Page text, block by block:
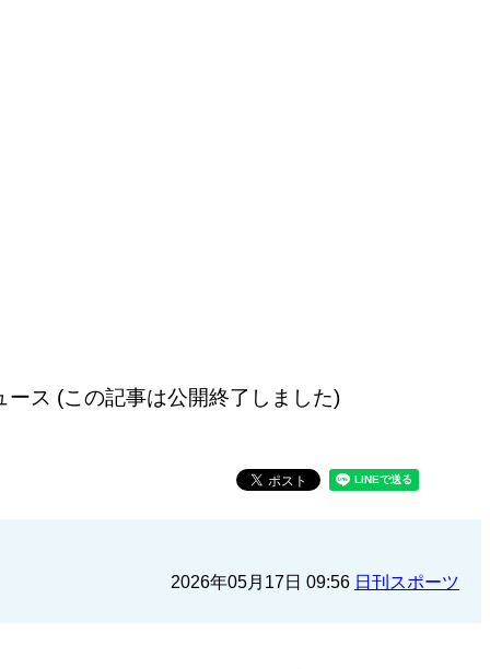
ス (この記事は公開終了しました)
2026年05月17日 09:56 日刊スポーツ